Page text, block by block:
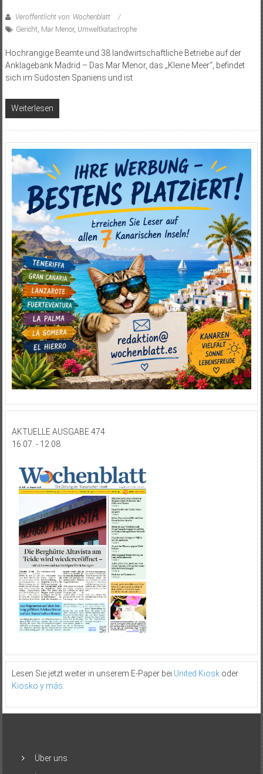
Veröffentlicht von: Wochenblatt
Gericht, Mar Menor, Umweltkatastrophe
Hochrangige Beamte und 38 landwirtschaftliche Betriebe auf der
Anklagebank Madrid – Das Mar Menor, das „Kleine Meer“, befindet
sich im Südosten Spaniens und ist
Weiterlesen
AKTUELLE AUSGABE 474
16.07. - 12.08.
Lesen Sie jetzt weiter in unserem E-Paper bei United Kioskoder
Kiosko y más
Über uns